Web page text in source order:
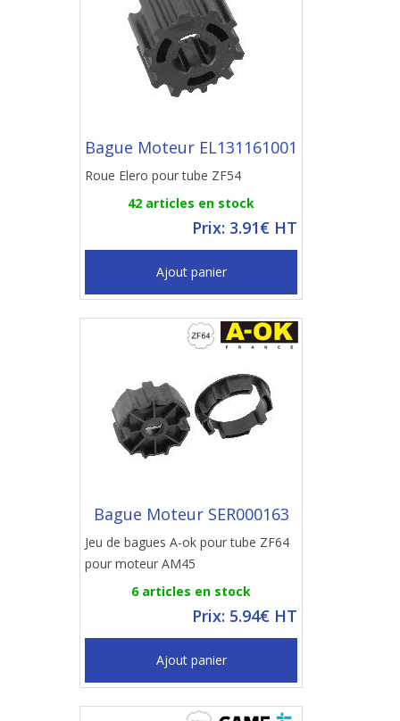
Bague Moteur EL131161001
Roue Elero pour tube ZF54
42 articles en stock
Prix: 3.91€ HT
Ajout panier
Bague Moteur SER000163
Jeu de bagues A-ok pour tube ZF64
pour moteur AM45
6 articles en stock
Prix: 5.94€ HT
Ajout panier